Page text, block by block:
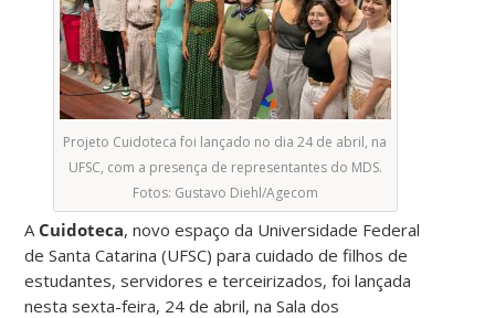
Projeto Cuidoteca foi lançado no dia 24 de abril, na
UFSC, com a presença de representantes do MDS.
Fotos: Gustavo Diehl/Agecom
A Cuidoteca, novo espaço da Universidade Federal
de Santa Catarina (UFSC) para cuidado de filhos de
estudantes, servidores e terceirizados, foi lançada
nesta sexta-feira, 24 de abril, na Sala dos